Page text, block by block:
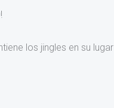
los jingles en su lugar